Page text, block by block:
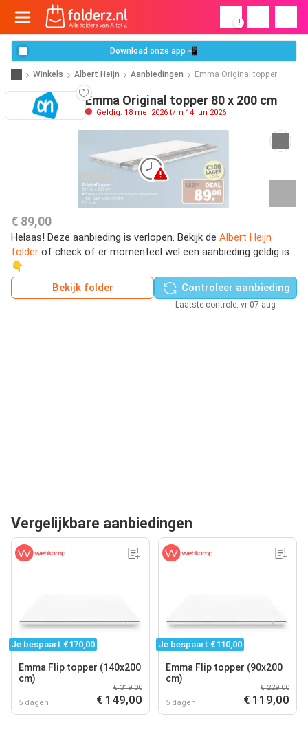
!
Download onze app 📲
Winkels Albert Heijn Aanbiedingen Emma Original topper
Emma Original topper 80 x 200 cm
Geldig: 18 mei 2026 t/m 14 jun 2026
€ 89,00
Helaas! Deze aanbieding is verlopen. Bekijk de Albert Heijn
folder of check of er momenteel wel een aanbieding geldig is
👇
Bekijk folder
Controleer aanbieding
Laatste controle: vr 07 aug
Vergelijkbare aanbiedingen
Je bespaart €170,00
Emma Flip topper (140x200
cm)
5 dagen
€ 319,00
€ 149,00
Je bespaart €110,00
Emma Flip topper (90x200
cm)
5 dagen
€ 229,00
€ 119,00